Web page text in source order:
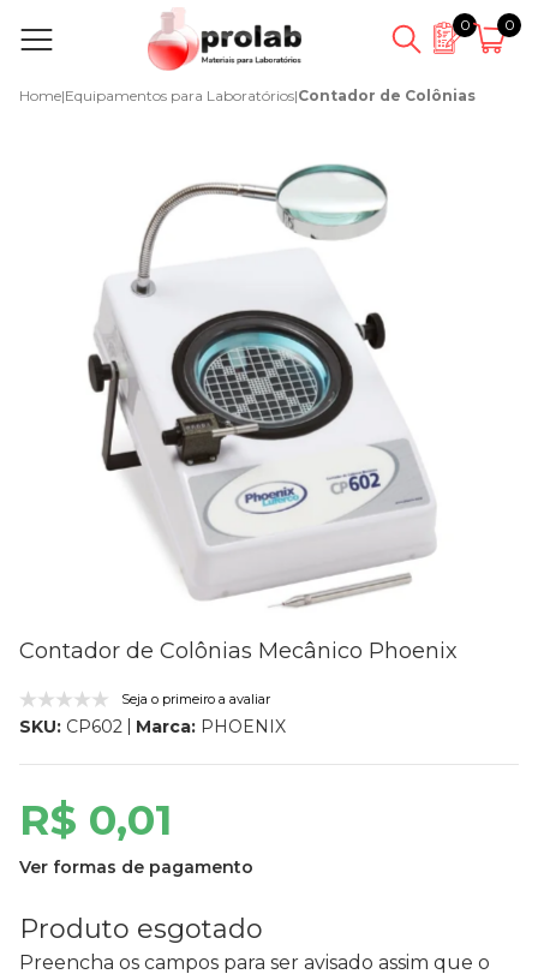
0 0
Home|Equipamentos para Laboratórios|Contador de Colônias
Contador de Colônias Mecânico Phoenix
Seja o primeiro a avaliar
SKU: CP602 Marca: PHOENIX
R$ 0,01
Ver formas de pagamento
Produto esgotado
Preencha os campos para ser avisado assim que o